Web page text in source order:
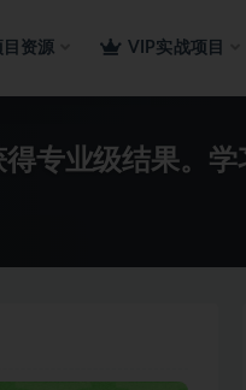
目资源 VIP实战项目
专业级结果。